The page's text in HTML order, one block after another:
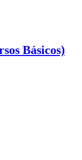
Básicos)